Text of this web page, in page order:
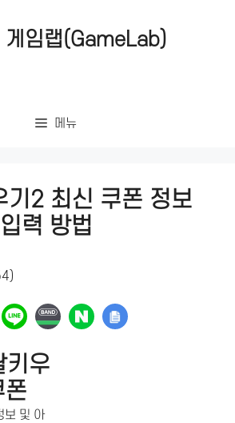
게임랩(GameLab)
메뉴
기2 최신 쿠폰 정보
력 방법
)
키우
폰
보 및 아